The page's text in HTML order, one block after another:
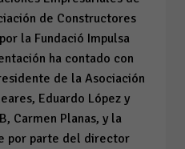
de Constructores
la Fundació Impulsa
ha contado con
de la Asociación
Eduardo López y
Carmen Planas, y la
por parte del director